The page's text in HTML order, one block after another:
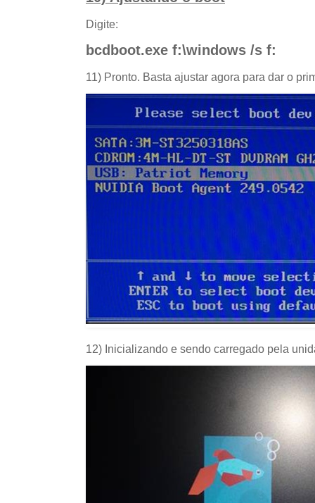
Digite:
bcdboot.exe f:\windows /s f:
11) Pronto. Basta ajustar agora para dar o
12) Inicializando e sendo carregado pela